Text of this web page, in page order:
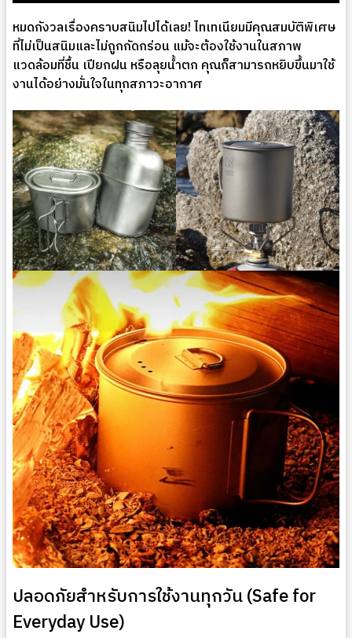
หมดกังวลเรื่องคราบสนิมไปได้เลย! ไทเทเนียมมีคุณสมบัติพิเศษ
ที่ไม่เป็นสนิมและไม่ถูกกัดกร่อน แม้จะต้องใช้งานในสภาพ
แวดล้อมที่ชื้น เปียกฝน หรือลุยน้ำตก คุณก็สามารถหยิบขึ้นมาใช้
งานได้อย่างมั่นใจในทุกสภาวะอากาศ
ปลอดภัยสำหรับการใช้งานทุกวัน (Safe for
Everyday Use)